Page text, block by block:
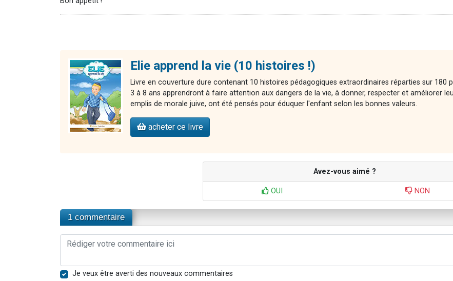
Elie apprend la vie (10 histoires !)
Livre en couverture dure contenant 10 histoires pédagogiques extraordinaires réparties sur 180
3 à 8 ans apprendront à faire attention aux dangers de la vie, à donner, respecter et améliorer
emplis de morale juive, ont été pensés pour éduquer l'enfant selon les bonnes valeurs.
acheter ce livre
Avez-vous aimé ?
OUI NON
1 commentaire
Je veux être averti des nouveaux commentaires